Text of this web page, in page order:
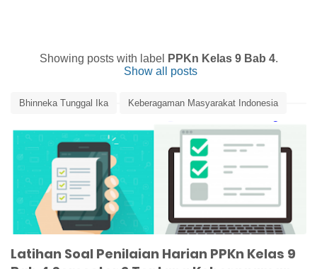
Showing posts with label PPKn Kelas 9 Bab 4.
Show all posts
Bhinneka Tunggal Ika Keberagaman Masyarakat Indonesia
Media Pembelajaran
Penilaian Harian PPKn PPKn Kelas 9 Bab 4
Latihan Soal Penilaian Harian PPKn Kelas 9